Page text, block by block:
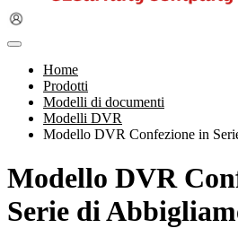
Home
Prodotti
Modelli di documenti
Modelli DVR
Modello DVR Confezione in
Modello DVR
Serie di